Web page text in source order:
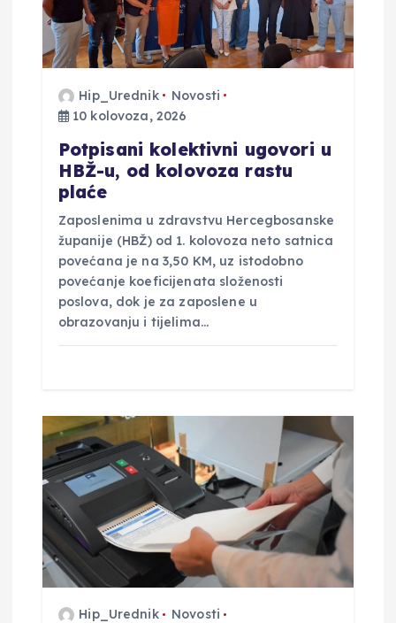
b
Hip_Urednik
Novosti
10 kolovoza, 2026
Potpisani kolektivni ugovori u
HBŽ-u, od kolovoza rastu
plaće
Zaposlenima u zdravstvu Hercegbosanske
županije (HBŽ) od 1. kolovoza neto satnica
povećana je na 3,50 KM, uz istodobno
povećanje koeficijenata složenosti
poslova, dok je za zaposlene u
obrazovanju i tijelima…
Hip_Urednik
Novosti